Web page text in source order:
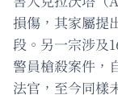
損傷，其家屬提
段。另一宗涉及
警員槍殺案件，
法官，至今同樣